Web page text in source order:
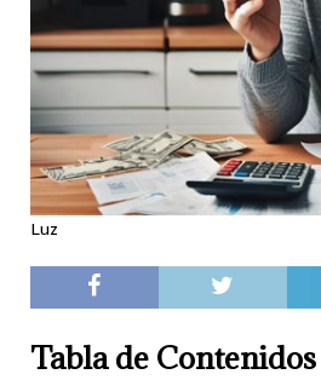
Luz
Tabla de Contenidos